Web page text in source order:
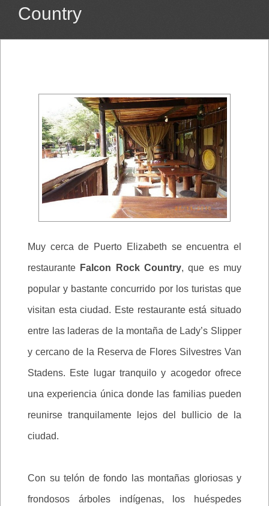
Country
Muy cerca de Puerto Elizabeth se encuentra el
restaurante Falcon Rock Country, que es muy
popular y bastante concurrido por los turistas que
visitan esta ciudad. Este restaurante está situado
entre las laderas de la montaña de Lady’s Slipper
y cercano de la Reserva de Flores Silvestres Van
Stadens. Este lugar tranquilo y acogedor ofrece
una experiencia única donde las familias pueden
reunirse tranquilamente lejos del bullicio de la
ciudad.
Con su telón de fondo las montañas gloriosas y
frondosos árboles indígenas, los huéspedes